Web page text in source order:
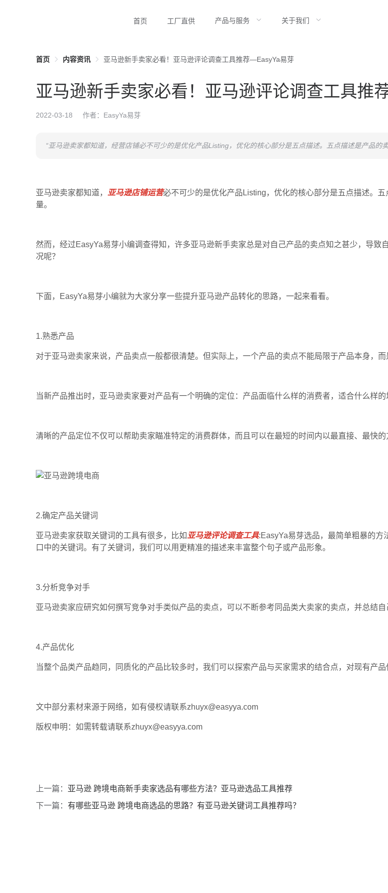
首页 工厂直供 产品与服务 关于我们
首页 内容资讯 亚马逊新手卖家必看！亚马逊评论调查工具推荐—EasyYa易芽
亚马逊新手卖家必看！亚马逊评论调查工具推
2022-03-18 作者：EasyYa易芽
“亚马逊卖家都知道，经营店铺必不可少的是优化产品Listing，优化的核心部分是五点描述。五点描述是产品的
亚马逊卖家都知道， 亚马逊店铺运营必不可少的是优化产品Listing，优化的核心部分是五点描述。
量。
然而，经过EasyYa易芽小编调查得知，许多亚马逊新手卖家总是对自己产品的卖点知之甚少，导
况呢？
下面，EasyYa易芽小编就为大家分享一些提升亚马逊产品转化的思路，一起来看看。
1.熟悉产品
对于亚马逊卖家来说，产品卖点一般都很清楚。但实际上，一个产品的卖点不能局限于产品本身，
当新产品推出时，亚马逊卖家要对产品有一个明确的定位：产品面临什么样的消费者，适合什么样的
清晰的产品定位不仅可以帮助卖家瞄准特定的消费群体，而且可以在最短的时间内以最直接、最快的
2.确定产品关键词
亚马逊卖家获取关键词的工具有很多，比如亚马逊评论调查工具:EasyYa易芽选品，最简单粗暴的方
口中的关键词。有了关键词，我们可以用更精准的描述来丰富整个句子或产品形象。
3.分析竞争对手
亚马逊卖家应研究如何撰写竞争对手类似产品的卖点，可以不断参考同品类大卖家的卖点，并总结自
4.产品优化
当整个品类产品趋同，同质化的产品比较多时，我们可以探索产品与买家需求的结合点，对现有产
文中部分素材来源于网络，如有侵权请联系zhuyx@easyya.com
版权申明：如需转载请联系zhuyx@easyya.com
上一篇： 亚马逊 跨境电商新手卖家选品有哪些方法？亚马逊选品工具推荐
下一篇： 有哪些亚马逊 跨境电商选品的思路？有亚马逊关键词工具推荐吗？